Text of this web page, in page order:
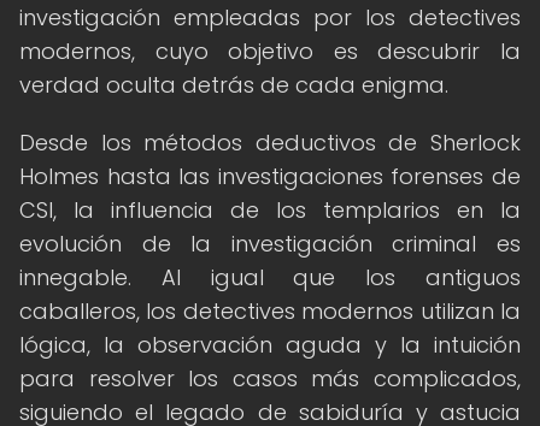
investigación empleadas por los detectives
modernos, cuyo objetivo es descubrir la
verdad oculta detrás de cada enigma.
Desde los métodos deductivos de Sherlock
Holmes hasta las investigaciones forenses de
CSI, la influencia de los templarios en la
evolución de la investigación criminal es
innegable. Al igual que los antiguos
caballeros, los detectives modernos utilizan la
lógica, la observación aguda y la intuición
para resolver los casos más complicados,
siguiendo el legado de sabiduría y astucia